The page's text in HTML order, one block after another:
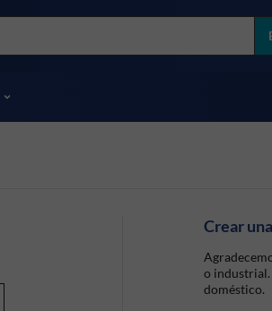
Crear
o
doméstico.